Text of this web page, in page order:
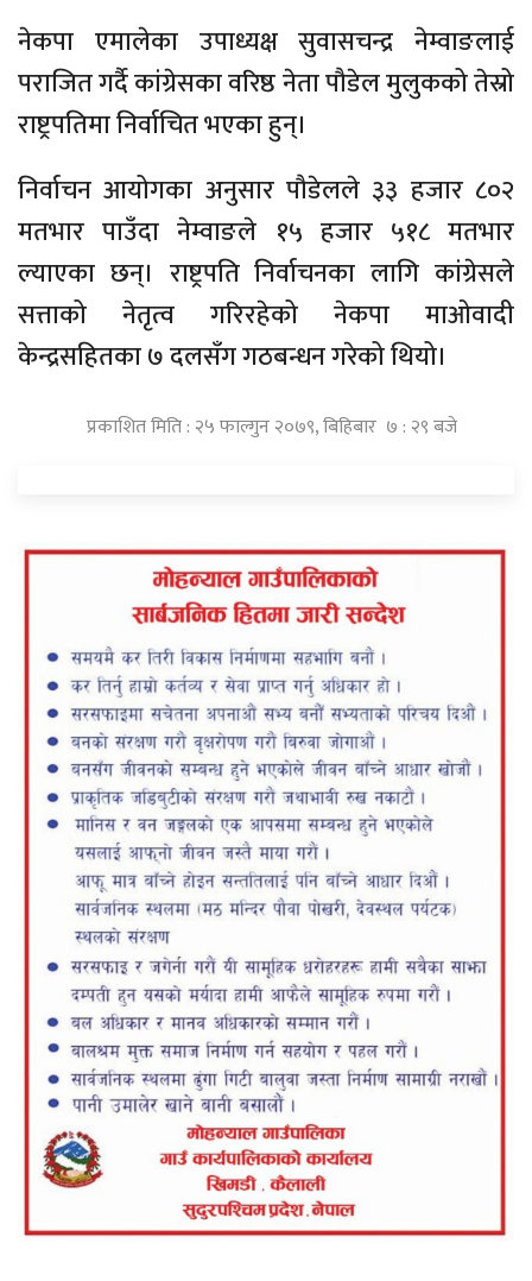
नेकपा एमालेका उपाध्यक्ष सुवासचन्द्र नेम्वाङलाई
पराजित गर्दै कांग्रेसका वरिष्ठ नेता पौडेल मुलुकको तेस्रो
राष्ट्रपतिमा निर्वाचित भएका हुन्।
निर्वाचन आयोगका अनुसार पौडेलले ३३ हजार ८०२
मतभार पाउँदा नेम्वाङले १५ हजार ५१८ मतभार
ल्याएका छन्। राष्ट्रपति निर्वाचनका लागि कांग्रेसले
सत्ताको नेतृत्व गरिरहेको नेकपा माओवादी
केन्द्रसहितका ७ दलसँग गठबन्धन गरेको थियो।
प्रकाशित मिति : २५ फाल्गुन २०७९, बिहिबार ७ : २९ बजे